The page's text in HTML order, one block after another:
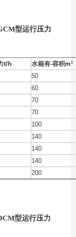
型运行压力
t/h
水箱有-容积m³
50
60
70
70
100
140
140
140
200
型运行压力